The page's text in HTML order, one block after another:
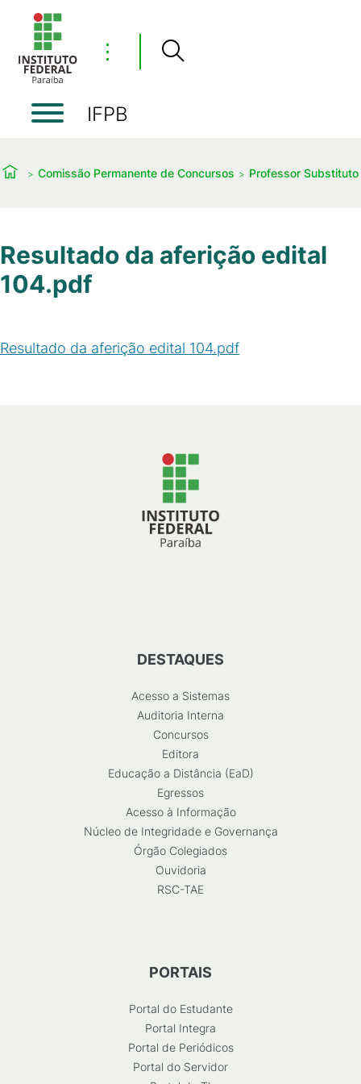
⋮
IFPB
Comissão Permanente de Concursos Professor Substituto
Resultado da aferição edital
104.pdf
Resultado da aferição edital 104.pdf
DESTAQUES
Acesso a Sistemas
Auditoria Interna
Concursos
Editora
Educação a Distância (EaD)
Egressos
Acesso à Informação
Núcleo de Integridade e Governança
Órgão Colegiados
Ouvidoria
RSC-TAE
PORTAIS
Portal do Estudante
Portal Integra
Portal de Periódicos
Portal do Servidor